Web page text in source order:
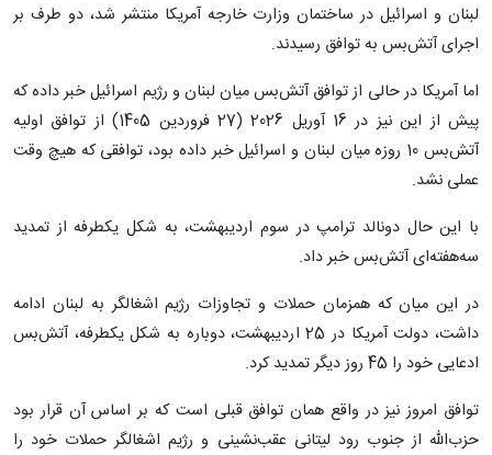
لبنان و اسرائیل در ساختمان وزارت خارجه آمریکا منتشر شد، دو طرف بر
اجرای آتش‌بس به توافق رسیدند.
اما آمریکا در حالی از توافق آتش‌بس میان لبنان و رژیم اسرائیل خبر داده که
پیش از این نیز در 16 آوریل 2026 (27 فروردین 1405) از توافق اولیه
آتش‌بس 10 روزه میان لبنان و اسرائیل خبر داده بود، توافقی که هیچ وقت
عملی نشد.
با این حال دونالد ترامپ در سوم اردیبهشت، به شکل یکطرفه از تمدید
سه‌هفته‌ای آتش‌بس خبر داد.
در این میان که همزمان حملات و تجاوزات رژیم اشغالگر به لبنان ادامه
داشت، دولت آمریکا در 25 اردیبهشت، دوباره به شکل یکطرفه، آتش‌بس
ادعایی خود را 45 روز دیگر تمدید کرد.
توافق امروز نیز در واقع همان توافق قبلی است که بر اساس آن قرار بود
حزب‌الله از جنوب رود لیتانی عقب‌نشینی و رژیم اشغالگر حملات خود را